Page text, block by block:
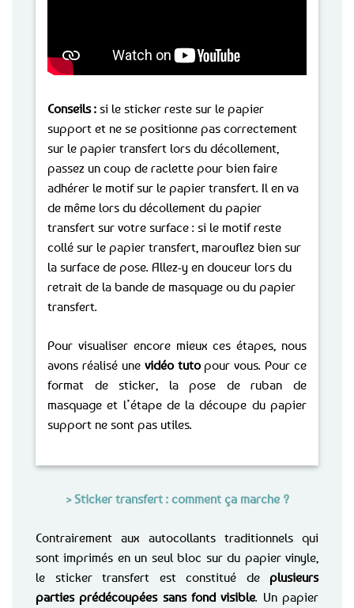
Conseils : si le sticker reste sur le papier
support et ne se positionne pas correctement
sur le papier transfert lors du décollement,
passez un coup de raclette pour bien faire
adhérer le motif sur le papier transfert. Il en va
de même lors du décollement du papier
transfert sur votre surface : si le motif reste
collé sur le papier transfert, marouflez bien sur
la surface de pose. Allez-y en douceur lors du
retrait de la bande de masquage ou du papier
transfert.
Pour visualiser encore mieux ces étapes, nous
avons réalisé une vidéo tutopour vous. Pour ce
format de sticker, la pose de ruban de
masquage et l’étape de la découpe du papier
support ne sont pas utiles.
> Sticker transfert : comment ça marche ?
Contrairement aux autocollants traditionnels qui
sont imprimés en un seul bloc sur du papier vinyle,
le sticker transfert est constitué deplusieurs
parties prédécoupées sans fond visible. Un papier